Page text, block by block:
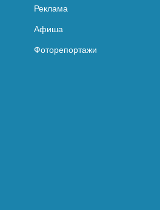
Реклама
Афиша
Фоторепортажи